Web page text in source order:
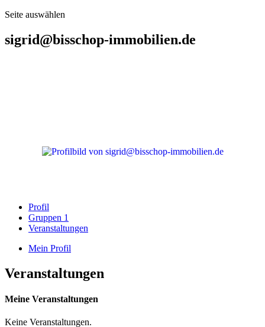
Seite auswählen
sigrid@bisschop-immobilien.de
Profil
Gruppen 1
Veranstaltungen
Mein Profil
Veranstaltungen
Meine Veranstaltungen
Keine Veranstaltungen.